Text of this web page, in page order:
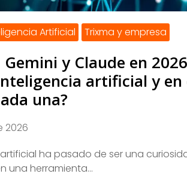
Artificial Trixma y empresa
Gemini y Claude en
artificial y en
una?
2026
ha pasado de ser una
una herramienta...